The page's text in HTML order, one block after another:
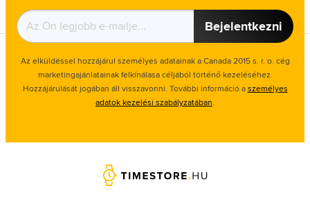
Bejelentkezni
Az elküldéssel hozzájárul személyes adatainak a Canada 2015 s. r. o. cég
marketingajánlatainak felkínálasa céljából történő kezeléséhez.
Hozzájárulását jogában áll visszavonni. További információ aszemélyes
adatok kezelési szabályzatában.